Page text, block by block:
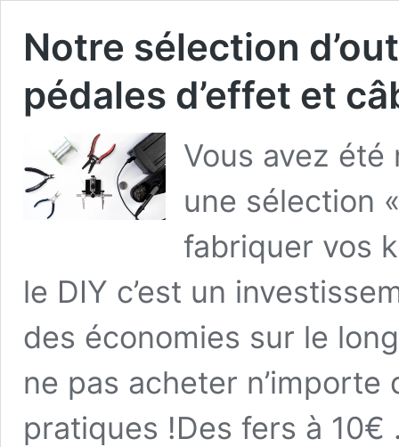
Notre sélection
pédales d’effet et
Vous avez été
une sélection
fabriquer vos
le DIY c’est un
des économies sur le
ne pas acheter n’importe
pratiques !Des fers à